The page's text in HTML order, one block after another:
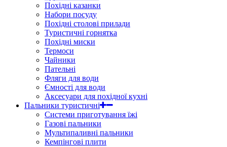
Похідні казанки
Набори посуду
Похідні столові прилади
Туристичні горнятка
Похідні миски
Термоси
Чайники
Пательні
Фляги для води
Ємності для води
Аксесуари для похідної кухні
Пальники туристичні
Системи приготування їжі
Газові пальники
Мультипаливні пальники
Кемпінгові плити